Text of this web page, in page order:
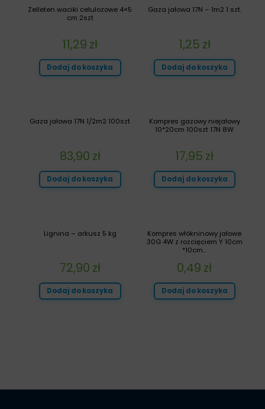
Gaza jałowa 17N – 1m2 1 szt.
1,25 zł
Dodaj do koszyka
Zelleten waciki celulozowe 4×5
cm 2szt
11,29 zł
Dodaj do koszyka
Kompres gazowy niejałowy
10*20cm 100szt 17N 8W
17,95 zł
Dodaj do koszyka
Gaza jałowa 17N 1/2m2 100szt
83,90 zł
Dodaj do koszyka
Kompres włókninowy jałowe
30G 4W z rozcięciem Y 10cm
*10cm...
0,49 zł
Dodaj do koszyka
Lignina – arkusz 5 kg
72,90 zł
Dodaj do koszyka